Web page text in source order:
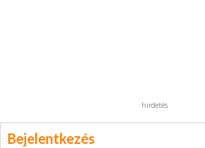
hirdetés
Bejelentkezés